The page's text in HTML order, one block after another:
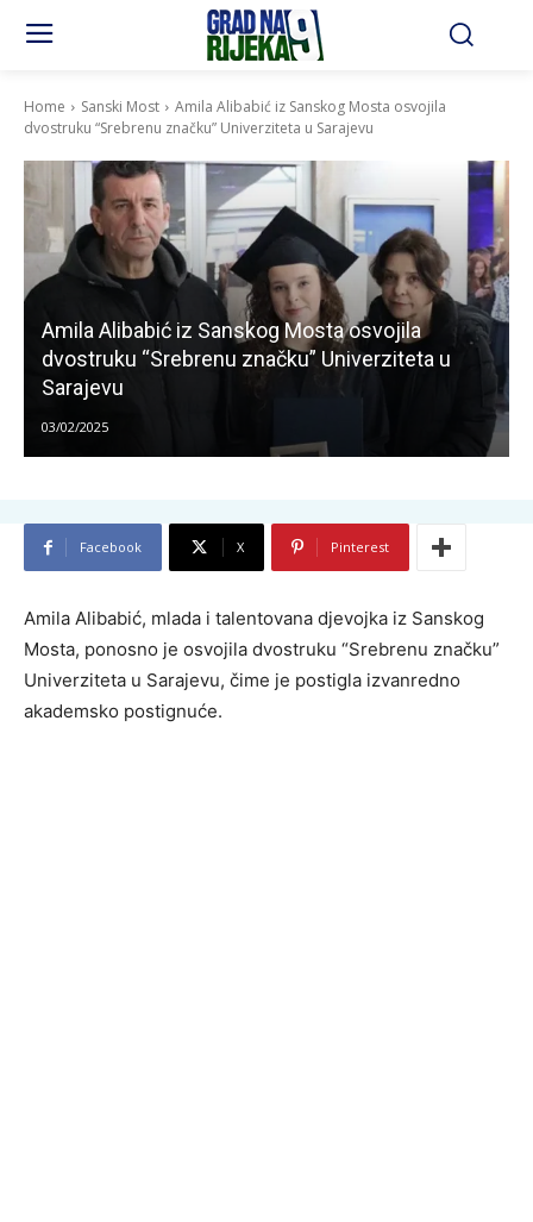
Home Sanski Most
Amila Alibabić iz Sanskog Mosta osvojila
dvostruku “Srebrenu značku” Univerziteta u Sarajevu
Amila Alibabić iz Sanskog Mosta osvojila
dvostruku “Srebrenu značku” Univerziteta u
Sarajevu
03/02/2025
Facebook X Pinterest
Amila Alibabić, mlada i talentovana djevojka iz Sanskog
Mosta, ponosno je osvojila dvostruku “Srebrenu značku”
Univerziteta u Sarajevu, čime je postigla izvanredno
akademsko postignuće.